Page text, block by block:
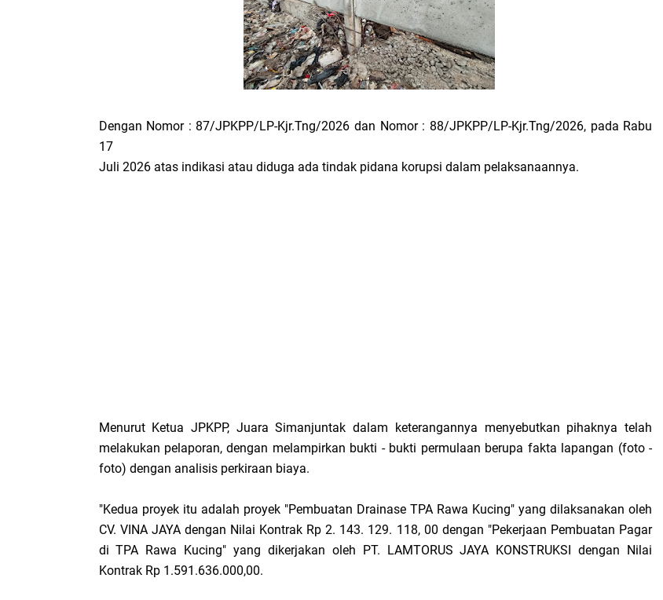
Dengan Nomor : 87/JPKPP/LP-Kjr.Tng/2026 dan Nomor : 88/JPKPP/LP-Kjr.Tng/2026, pada Rabu
17
Juli 2026 atas indikasi atau diduga ada tindak pidana korupsi dalam pelaksanaannya.
Menurut Ketua JPKPP, Juara Simanjuntak dalam keterangannya menyebutkan pihaknya telah
melakukan pelaporan, dengan melampirkan bukti - bukti permulaan berupa fakta lapangan (foto -
foto) dengan analisis perkiraan biaya.
"Kedua proyek itu adalah proyek "Pembuatan Drainase TPA Rawa Kucing" yang dilaksanakan oleh
CV. VINA JAYA dengan Nilai Kontrak Rp 2. 143. 129. 118, 00 dengan "Pekerjaan Pembuatan Pagar
di TPA Rawa Kucing" yang dikerjakan oleh PT. LAMTORUS JAYA KONSTRUKSI dengan Nilai
Kontrak Rp 1.591.636.000,00.